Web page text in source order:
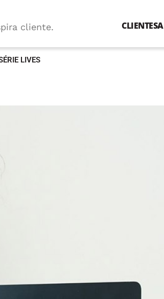
cliente. CLIENTESA
LIVES